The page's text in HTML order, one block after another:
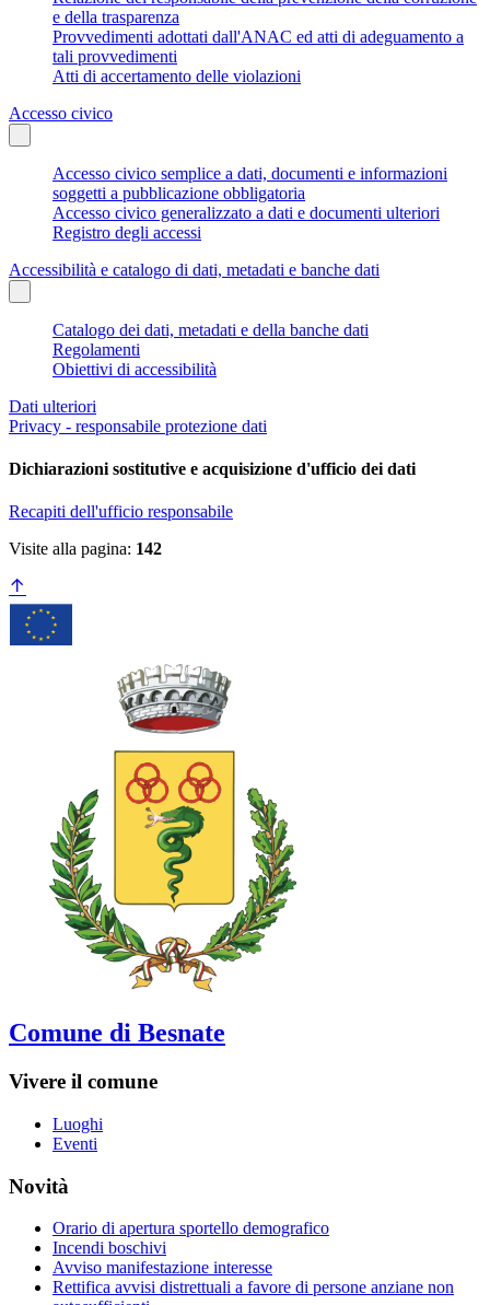
e della trasparenza
Provvedimenti adottati dall'ANAC ed atti di adeguamento a
tali provvedimenti
Atti di accertamento delle violazioni
Accesso civico
Accesso civico semplice a dati, documenti e informazioni
soggetti a pubblicazione obbligatoria
Accesso civico generalizzato a dati e documenti ulteriori
Registro degli accessi
Accessibilità e catalogo di dati, metadati e banche dati
Catalogo dei dati, metadati e della banche dati
Regolamenti
Obiettivi di accessibilità
Dati ulteriori
Privacy - responsabile protezione dati
Dichiarazioni sostitutive e acquisizione d'ufficio dei dati
Recapiti dell'ufficio responsabile
Visite alla pagina: 142
Comune di Besnate
Vivere il comune
Luoghi
Eventi
Novità
Orario di apertura sportello demografico
Incendi boschivi
Avviso manifestazione interesse
Rettifica avvisi distrettuali a favore di persone anziane non